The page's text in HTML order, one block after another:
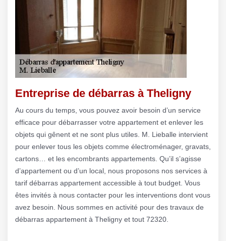
Entreprise de débarras à Theligny
Au cours du temps, vous pouvez avoir besoin d’un service
efficace pour débarrasser votre appartement et enlever les
objets qui gênent et ne sont plus utiles. M. Lieballe intervient
pour enlever tous les objets comme électroménager, gravats,
cartons… et les encombrants appartements. Qu’il s’agisse
d’appartement ou d’un local, nous proposons nos services à
tarif débarras appartement accessible à tout budget. Vous
êtes invités à nous contacter pour les interventions dont vous
avez besoin. Nous sommes en activité pour des travaux de
débarras appartement à Theligny et tout 72320.